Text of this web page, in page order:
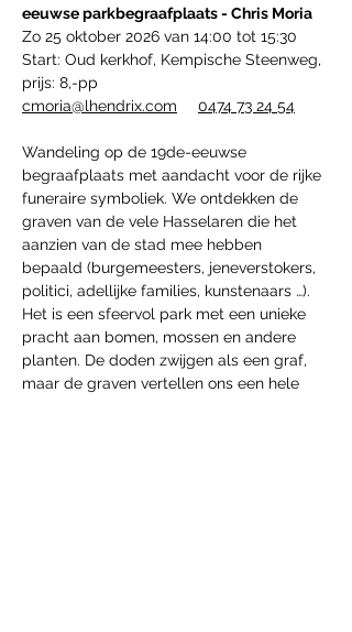
eeuwse parkbegraafplaats - Chris Moria
Zo 25 oktober 2026 van 14:00 tot 15:30
Start: Oud kerkhof, Kempische Steenweg,
prijs: 8,-pp
cmoria@lhendrix.com
0474 73 24 54
Wandeling op de 19de-eeuwse
begraafplaats met aandacht voor de rijke
funeraire symboliek. We ontdekken de
graven van de vele Hasselaren die het
aanzien van de stad mee hebben
bepaald (burgemeesters, jeneverstokers,
politici, adellijke families, kunstenaars …).
Het is een sfeervol park met een unieke
pracht aan bomen, mossen en andere
planten. De doden zwijgen als een graf,
maar de graven vertellen ons een hele